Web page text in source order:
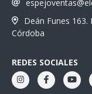
Deán Funes 163.
Córdoba
REDES SOCIALES